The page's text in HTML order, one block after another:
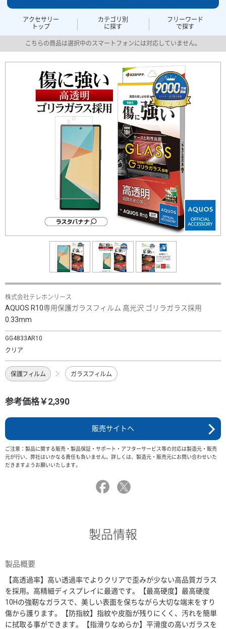
アクセサリー
トップ
カテゴリ別
に探す
フリーワード
で探す
こちらの商品は選択中のスマートフォンには対応していません。
株式会社テレホンリース
AQUOS R10専用保護ガラスフィルム 高光沢 ゴリラガラス採用
0.33mm
GG4833AR10
クリア
保護フィルム ガラスフィルム
参考価格￥2,390
販売サイトへ
ご注意：製品に関する販売・製品保証・サポート・アフターサービス等の対応は製造元・販売
元が行い、弊社はいかなる責任も負いません。詳しくは、製造元・販売元にお問い合わせいた
だきますようお願いいたします。
製品情報
製品概要
【高透過率】高い透過率でよりクリアで歪みが少ない高品質ガラス
を採用。高精細ディスプレイに最適です。【最高硬度】最高硬度
10Hの強靭なガラスで、美しい表面を保ちながら大切な端末をすり
傷から護ります。【防指紋】指紋や皮脂が残りにくく、汚れを簡単
に拭取る事ができます。【指滑りなめらか】平滑度の高いガラスを